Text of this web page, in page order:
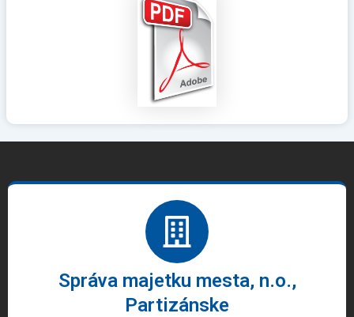
Správa majetku mesta, n.o.,
Partizánske